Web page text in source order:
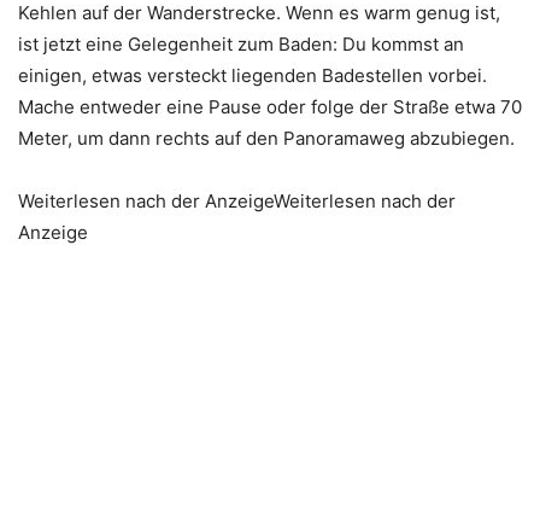
Kehlen auf der Wanderstrecke. Wenn es warm genug ist,
ist jetzt eine Gelegenheit zum Baden: Du kommst an
einigen, etwas versteckt liegenden Badestellen vorbei.
Mache entweder eine Pause oder folge der Straße etwa 70
Meter, um dann rechts auf den Panoramaweg abzubiegen.
Weiterlesen nach der AnzeigeWeiterlesen nach der
Anzeige